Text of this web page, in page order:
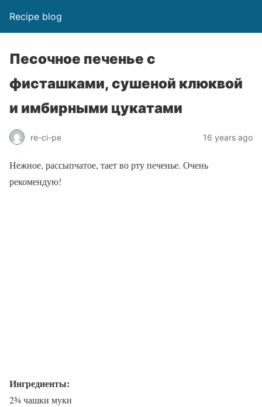
Recipe blog
Песочное печенье с
фисташками, сушеной клюквой
и имбирными цукатами
re-ci-pe 16 years ago
Нежное, рассыпчатое, тает во рту печенье. Очень
рекомендую!
Ингредиенты:
2¾ чашки муки